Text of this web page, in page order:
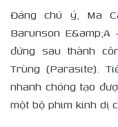
Đáng chú ý, Ma
Barunson
đứng sau thành
Trùng (Parasite).
nhanh chóng tạo
một bộ phim kinh dị